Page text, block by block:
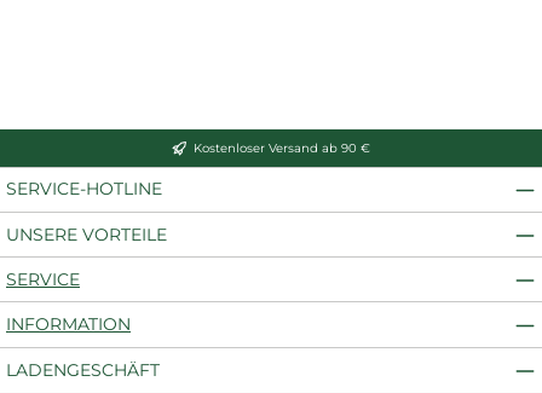
Kostenloser Versand ab 90 €
SERVICE-HOTLINE
UNSERE VORTEILE
SERVICE
INFORMATION
LADENGESCHÄFT